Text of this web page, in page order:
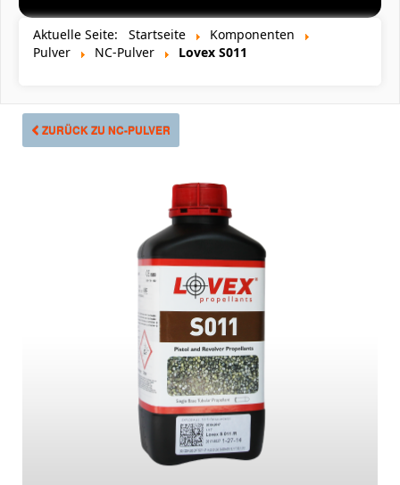
Aktuelle Seite: Startseite
Komponenten
Pulver
NC-Pulver Lovex S011
ZURÜCK ZU NC-PULVER